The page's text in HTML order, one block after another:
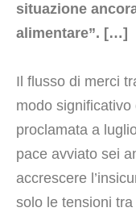
situazione
alimentare”. […]
Il flusso di merci
modo significativo
proclamata a
pace avviato sei
accrescere
solo le tensioni